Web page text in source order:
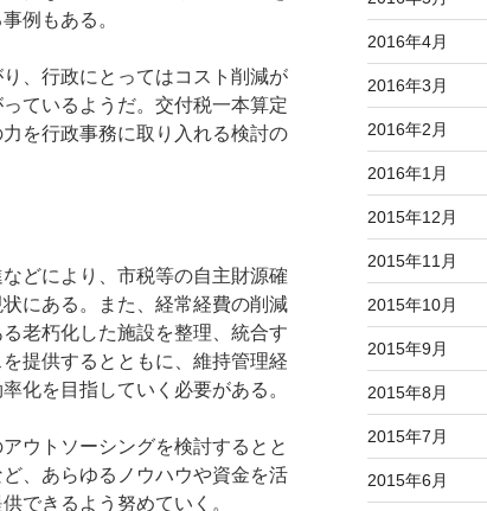
例もある。
、行政にとってはコスト削減が
ているようだ。交付税一本算定
を行政事務に取り入れる検討の
どにより、市税等の自主財源確
にある。また、経常経費の削減
老朽化した施設を整理、統合す
提供するとともに、維持管理経
化を目指していく必要がある。
ウトソーシングを検討するとと
、あらゆるノウハウや資金を活
できるよう努めていく。
2016年4月
2016年3月
2016年2月
2016年1月
2015年12月
2015年11月
2015年10月
2015年9月
2015年8月
2015年7月
2015年6月